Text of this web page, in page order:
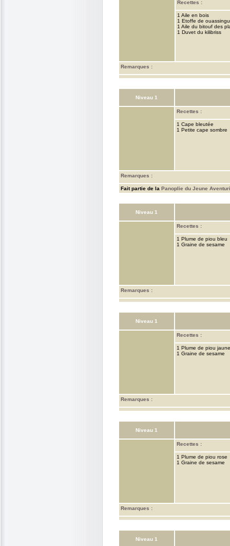
Recettes :
1 Aile en bois
1 Etoffe de
1 Aile du bitouf des
1 Duvet du kilibriss
Remarques :
Niveau 1
Recettes :
1 Cape bleutée
1 Petite cape sombre
Remarques :
Fait partie de la Panoplie du Jeune
Niveau 1
Recettes :
1 Plume de piou bleu
1 Graine de sesame
Remarques :
Niveau 1
Recettes :
1 Plume de piou jaune
1 Graine de sesame
Remarques :
Niveau 1
Recettes :
1 Plume de piou rose
1 Graine de sesame
Remarques :
Niveau 1